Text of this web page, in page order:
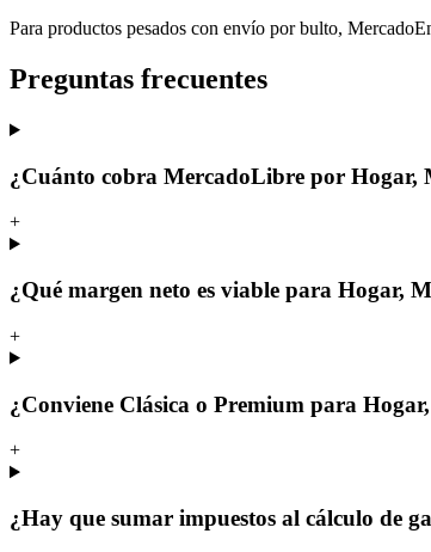
Para productos pesados con envío por bulto,
Preguntas frecuentes
¿Cuánto cobra MercadoLibre por Hogar,
+
¿Qué margen neto es viable para Hogar,
+
¿Conviene Clásica o Premium para
+
¿Hay que sumar impuestos al cálculo de